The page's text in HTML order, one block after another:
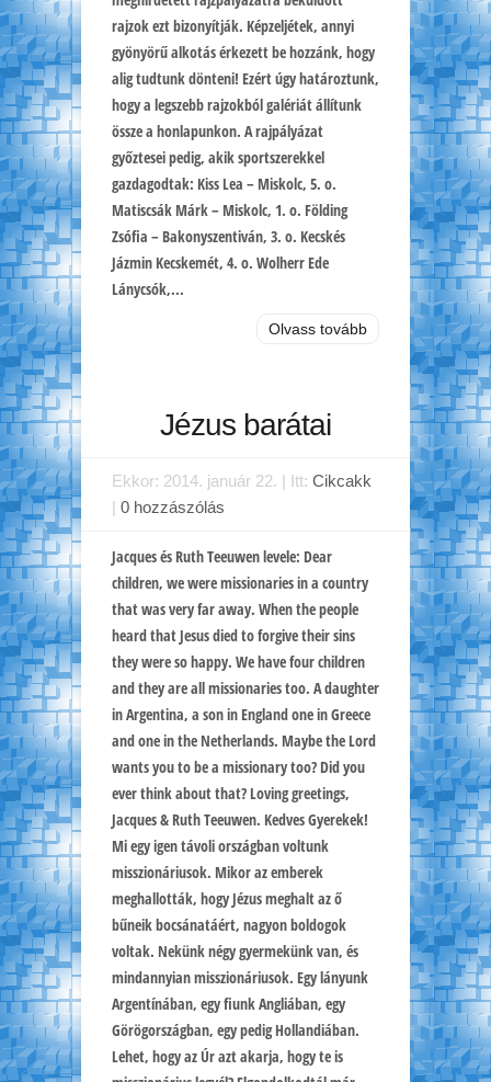
rajzok ezt bizonyítják. Képzeljétek, annyi
gyönyörű alkotás érkezett be hozzánk, hogy
alig tudtunk dönteni! Ezért úgy határoztunk,
hogy a legszebb rajzokból galériát állítunk
össze a honlapunkon. A rajpályázat
győztesei pedig, akik sportszerekkel
gazdagodtak: Kiss Lea – Miskolc, 5. o.
Matiscsák Márk – Miskolc, 1. o. Földing
Zsófia – Bakonyszentiván, 3. o. Kecskés
Jázmin Kecskemét, 4. o. Wolherr Ede
Lánycsók,...
Olvass tovább
Jézus barátai
Ekkor: 2014. január 22. | Itt: Cikcakk
| 0 hozzászólás
Jacques és Ruth Teeuwen levele: Dear
children, we were missionaries in a country
that was very far away. When the people
heard that Jesus died to forgive their sins
they were so happy. We have four children
and they are all missionaries too. A daughter
in Argentina, a son in England one in Greece
and one in the Netherlands. Maybe the Lord
wants you to be a missionary too? Did you
ever think about that? Loving greetings,
Jacques & Ruth Teeuwen. Kedves Gyerekek!
Mi egy igen távoli országban voltunk
misszionáriusok. Mikor az emberek
meghallották, hogy Jézus meghalt az ő
bűneik bocsánatáért, nagyon boldogok
voltak. Nekünk négy gyermekünk van, és
mindannyian misszionáriusok. Egy lányunk
Argentínában, egy fiunk Angliában, egy
Görögországban, egy pedig Hollandiában.
Lehet, hogy az Úr azt akarja, hogy te is